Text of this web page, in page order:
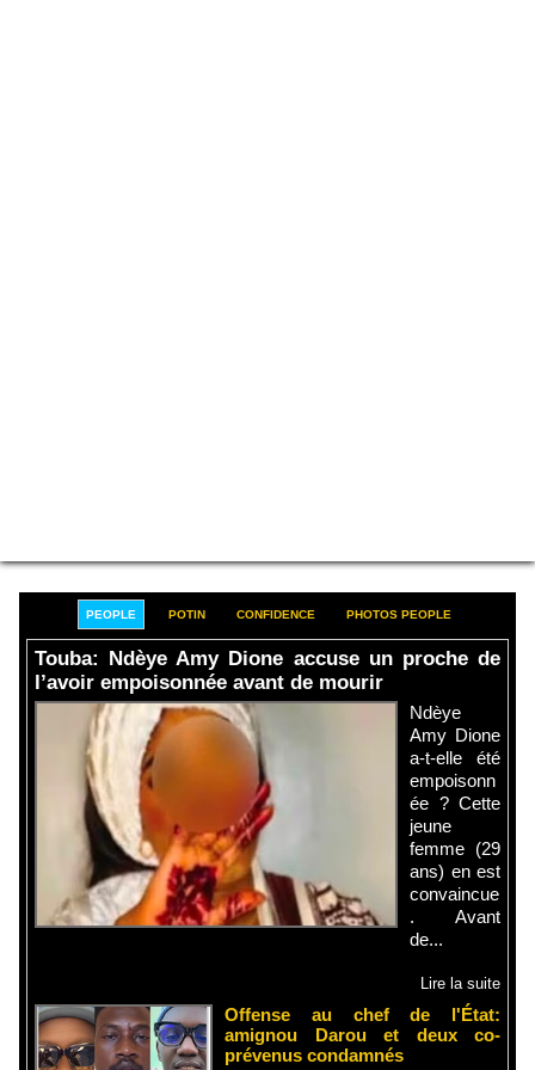
PEOPLE POTIN CONFIDENCE PHOTOS PEOPLE
Touba: Ndèye Amy Dione accuse un proche de
l’avoir empoisonnée avant de mourir
Ndèye
Amy Dione
a-t-elle été
empoisonn
ée ? Cette
jeune
femme (29
ans) en est
convaincue
. Avant
de...
Lire la suite
Offense au chef de l'État:
amignou Darou et deux co-
prévenus condamnés